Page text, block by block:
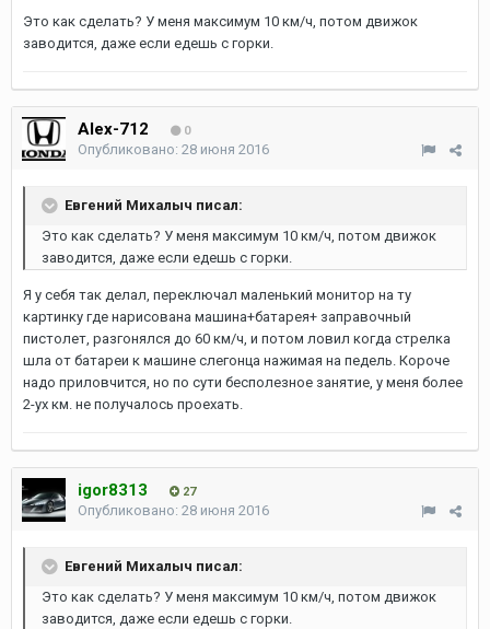
Это как сделать? У меня максимум 10 км/ч, потом движок
заводится, даже если едешь с горки.
Alex-712 0
Опубликовано: 28 июня 2016
Евгений Михалыч писал:
Это как сделать? У меня максимум 10 км/ч, потом движок
заводится, даже если едешь с горки.
Я у себя так делал, переключал маленький монитор на ту
картинку где нарисована машина+батарея+ заправочный
пистолет, разгонялся до 60 км/ч, и потом ловил когда стрелка
шла от батареи к машине слегонца нажимая на педель. Короче
надо приловчится, но по сути бесполезное занятие, у меня более
2-ух км. не получалось проехать.
igor8313 27
Опубликовано: 28 июня 2016
Евгений Михалыч писал:
Это как сделать? У меня максимум 10 км/ч, потом движок
заводится, даже если едешь с горки.